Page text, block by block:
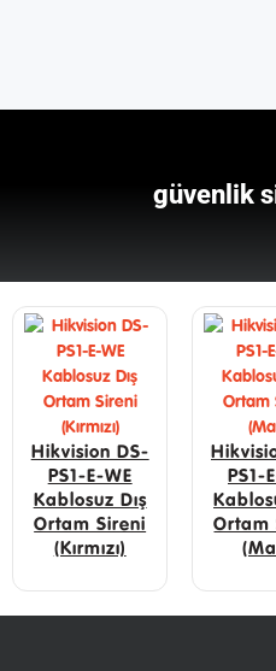
güvenlik
Hikvision DS-
PS1-E-WE
Kablosuz Dış
Ortam Sireni
(Kırmızı)
PS1-
Ortam